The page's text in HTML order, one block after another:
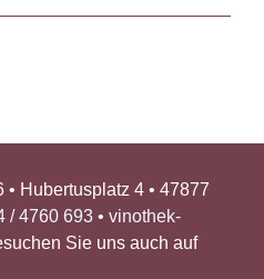
Hubertusplatz 4 • 47877
/ 4760 693 • vinothek-
Sie uns auch auf